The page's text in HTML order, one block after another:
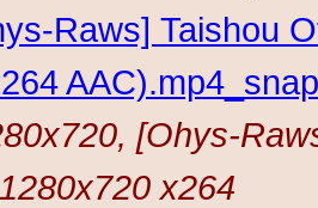
Raws] Taishou
[Ohys-
x264